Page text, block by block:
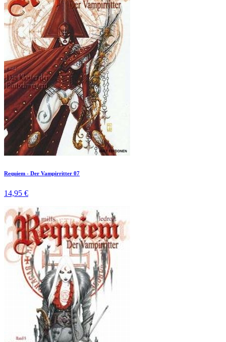
Requiem - Der Vampirritter 07
14,95 €